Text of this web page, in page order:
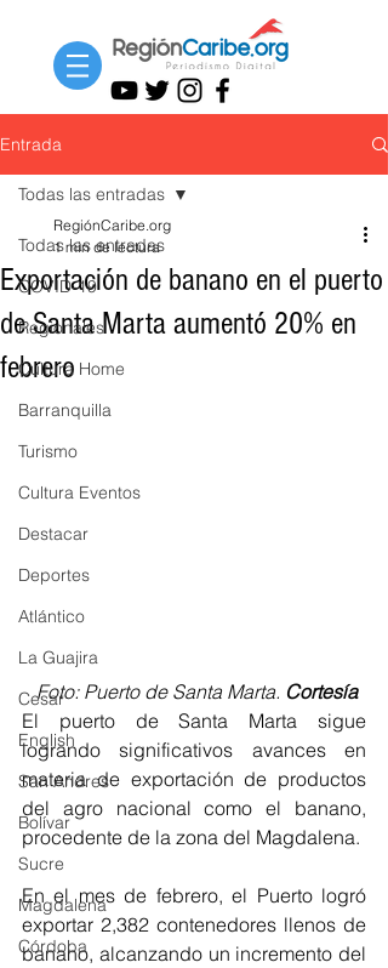
Entrada
Todas las entradas
COVID-19
Regionales
Cultura Home
Barranquilla
Turismo
Cultura Eventos
Destacar
Deportes
Atlántico
La Guajira
Cesar
English
San Andres
Bolívar
Sucre
Magdalena
Córdoba
Todas las entradas
Exportación de banano en el puerto
de Santa Marta aumentó 20% en
febrero
RegiónCaribe.org
1 min de lectura
Foto: Puerto de Santa Marta. Cortesía
El puerto de Santa Marta sigue
logrando significativos avances en
materia de exportación de productos
del agro nacional como el banano,
procedente de la zona del Magdalena.
En el mes de febrero, el Puerto logró
exportar 2,382 contenedores llenos de
banano, alcanzando un incremento del